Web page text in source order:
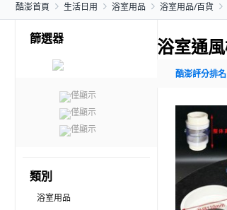
酷澎首頁 生活日用 浴室用品 浴室用品/百貨
篩選器
僅顯示
僅顯示
僅顯示
類別
浴室用品
浴室通
酷澎評分排名